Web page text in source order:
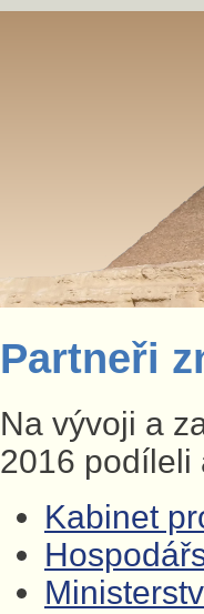
Partneři
Na vývoji a
2016 podíleli
Kabinet